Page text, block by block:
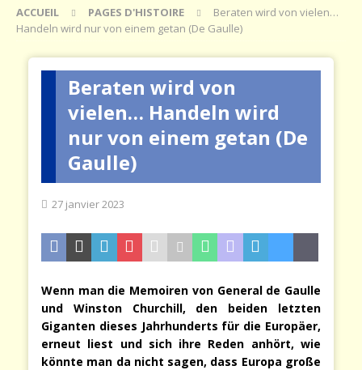
ACCUEIL PAGES D'HISTOIRE
Beraten wird von vielen…
Handeln wird nur von einem getan (De Gaulle)
Beraten wird von
vielen… Handeln wird
nur von einem getan (De
Gaulle)
27 janvier 2023
Wenn man die Memoiren von General de Gaulle
und Winston Churchill, den beiden letzten
Giganten dieses Jahrhunderts für die Europäer,
erneut liest und sich ihre Reden anhört, wie
könnte man da nicht sagen, dass Europa große